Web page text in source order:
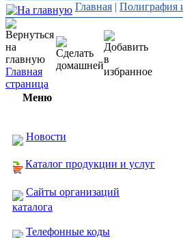
Главная | Полиграфия
Главная
страница
Меню
Новости
Каталог продукции и услуг
Сайты организаций
каталога
Телефонные коды